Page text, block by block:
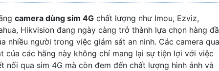
camera dùng sim 4G chất lượng như Imou, Ezviz,
Hikvision đang ngày càng trở thành lựa chọn hàng
nhiều người trong việc giám sát an ninh. Các camera
của các hãng này không chỉ mang lại sự tiện lợi với việc
nối qua sim 4G mà còn đem đến chất lượng hình ảnh và